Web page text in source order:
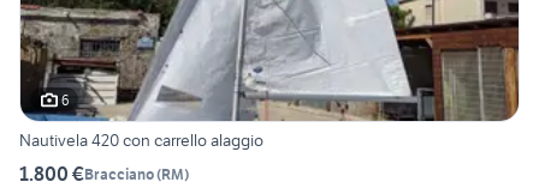
6
Nautivela 420 con carrello alaggio
1.800 €Bracciano(RM)